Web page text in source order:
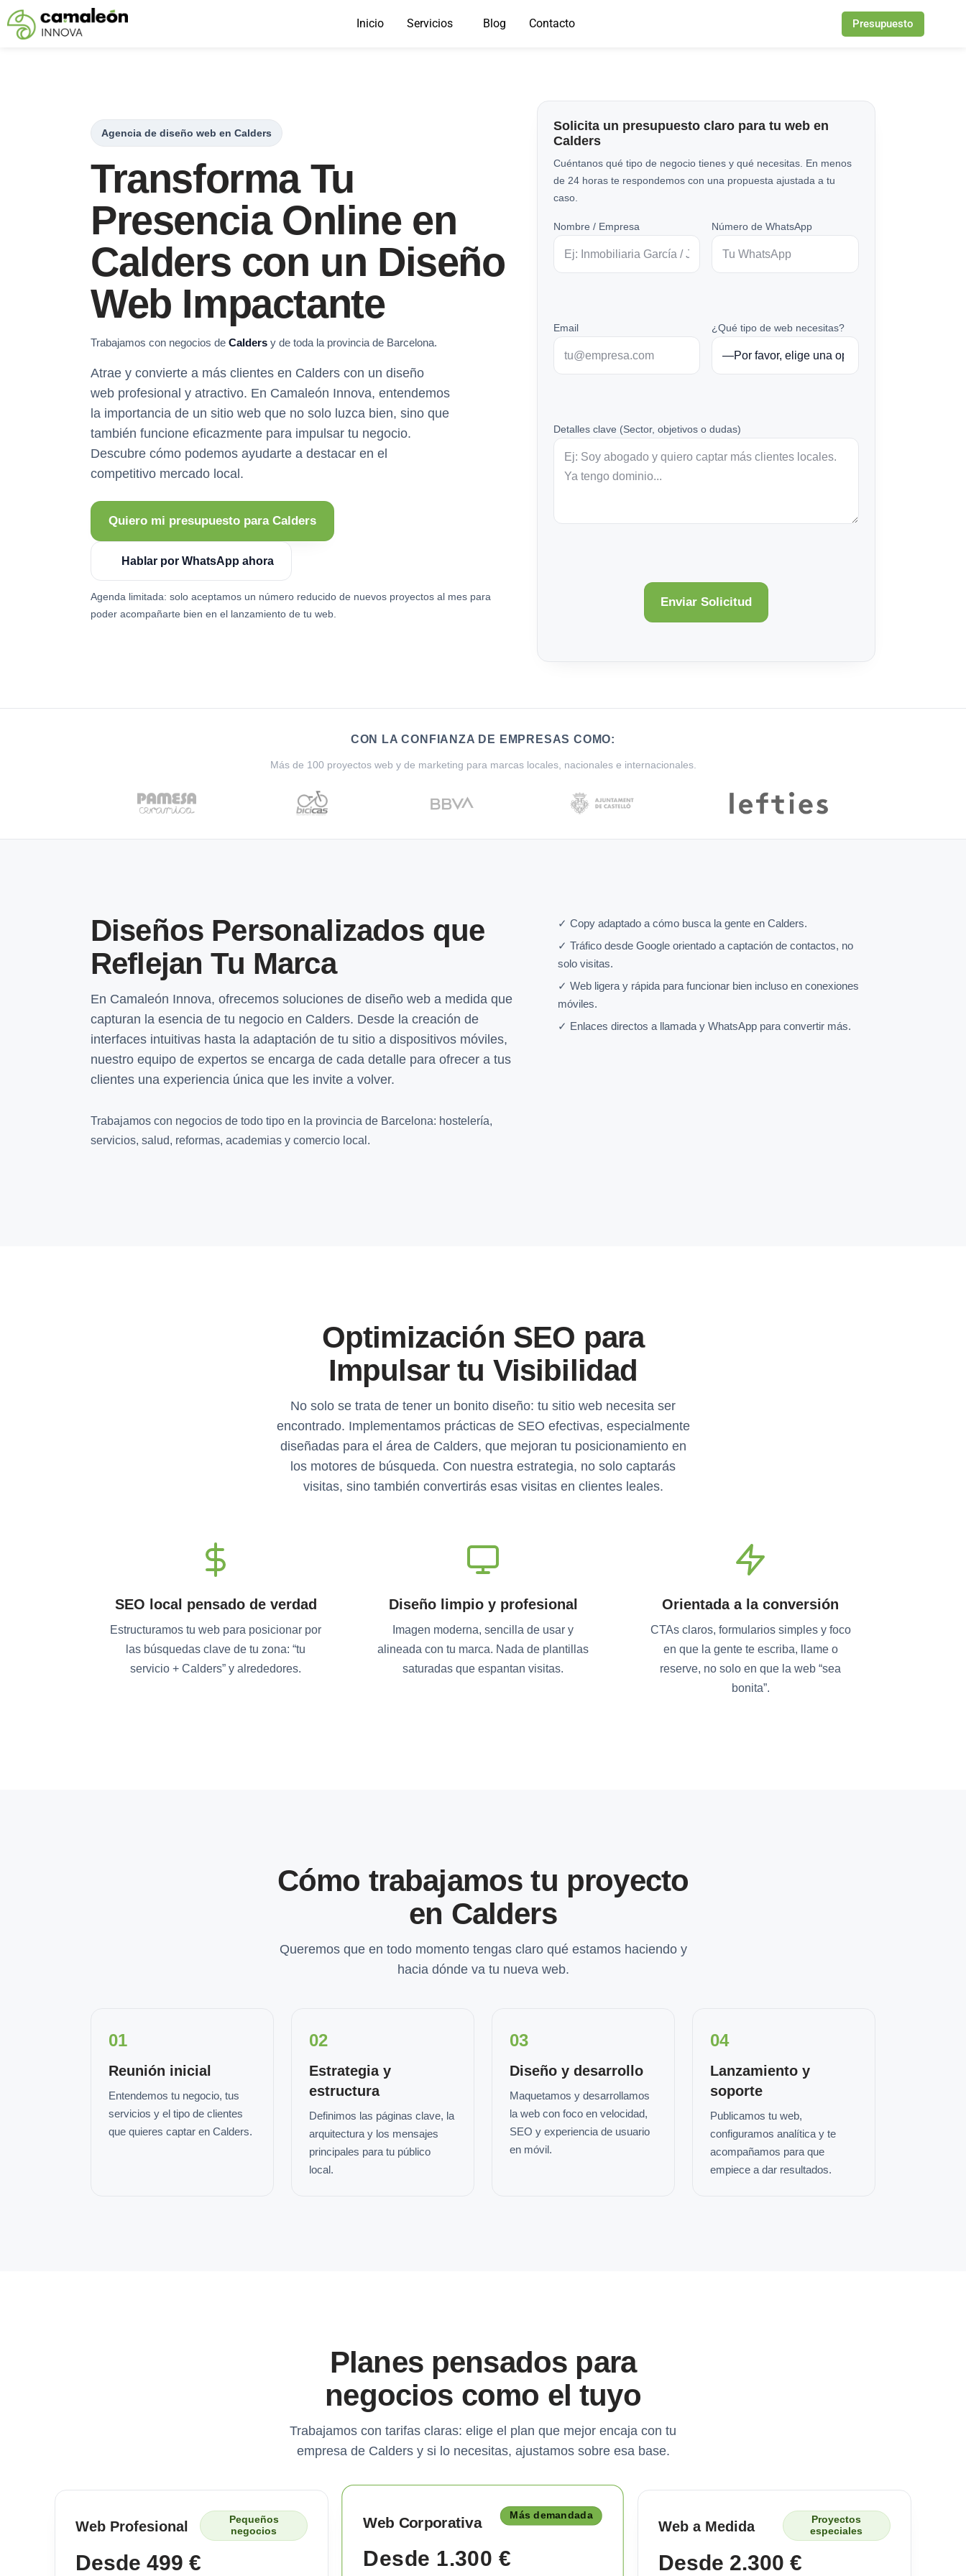
Saltar
Inicio Servicios Blog Contacto Presupuesto
Agencia de diseño web en Calders
Transforma Tu
Presencia Online en
Calders con un Diseño
Web Impactante
Trabajamos con negocios de Calders y de toda la provincia de Barcelona.
Atrae y convierte a más clientes en Calders con un diseño
web profesional y atractivo. En Camaleón Innova, entendemos
la importancia de un sitio web que no solo luzca bien, sino que
también funcione eficazmente para impulsar tu negocio.
Descubre cómo podemos ayudarte a destacar en el
competitivo mercado local.
Quiero mi presupuesto para Calders
Hablar por WhatsApp ahora
Agenda limitada: solo aceptamos un número reducido de nuevos proyectos al mes para
poder acompañarte bien en el lanzamiento de tu web.
Solicita un presupuesto claro para tu web en
Calders
Cuéntanos qué tipo de negocio tienes y qué necesitas. En menos
de 24 horas te respondemos con una propuesta ajustada a tu
caso.
Nombre / Empresa Número de WhatsApp
Email ¿Qué tipo de web necesitas?
Detalles clave (Sector, objetivos o dudas)
CON LA CONFIANZA DE EMPRESAS COMO:
Más de 100 proyectos web y de marketing para marcas locales, nacionales e internacionales.
Diseños Personalizados que
Reflejan Tu Marca
En Camaleón Innova, ofrecemos soluciones de diseño web a medida que
capturan la esencia de tu negocio en Calders. Desde la creación de
interfaces intuitivas hasta la adaptación de tu sitio a dispositivos móviles,
nuestro equipo de expertos se encarga de cada detalle para ofrecer a tus
clientes una experiencia única que les invite a volver.
Trabajamos con negocios de todo tipo en la provincia de Barcelona: hostelería,
servicios, salud, reformas, academias y comercio local.
✓ Copy adaptado a cómo busca la gente en Calders.
✓ Tráfico desde Google orientado a captación de contactos, no
solo visitas.
✓ Web ligera y rápida para funcionar bien incluso en conexiones
móviles.
✓ Enlaces directos a llamada y WhatsApp para convertir más.
Optimización SEO para
Impulsar tu Visibilidad
No solo se trata de tener un bonito diseño: tu sitio web necesita ser
encontrado. Implementamos prácticas de SEO efectivas, especialmente
diseñadas para el área de Calders, que mejoran tu posicionamiento en
los motores de búsqueda. Con nuestra estrategia, no solo captarás
visitas, sino también convertirás esas visitas en clientes leales.
SEO local pensado de verdad
Estructuramos tu web para posicionar por
las búsquedas clave de tu zona: “tu
servicio + Calders” y alrededores.
Diseño limpio y profesional
Imagen moderna, sencilla de usar y
alineada con tu marca. Nada de plantillas
saturadas que espantan visitas.
Orientada a la conversión
CTAs claros, formularios simples y foco
en que la gente te escriba, llame o
reserve, no solo en que la web “sea
bonita”.
Cómo trabajamos tu proyecto
en Calders
Queremos que en todo momento tengas claro qué estamos haciendo y
hacia dónde va tu nueva web.
01
Reunión inicial
Entendemos tu negocio, tus
servicios y el tipo de clientes
que quieres captar en Calders.
02
Estrategia y
estructura
Definimos las páginas clave, la
arquitectura y los mensajes
principales para tu público
local.
03
Diseño y desarrollo
Maquetamos y desarrollamos
la web con foco en velocidad,
SEO y experiencia de usuario
en móvil.
04
Lanzamiento y
soporte
Publicamos tu web,
configuramos analítica y te
acompañamos para que
empiece a dar resultados.
Planes pensados para
negocios como el tuyo
Trabajamos con tarifas claras: elige el plan que mejor encaja con tu
empresa de Calders y si lo necesitas, ajustamos sobre esa base.
Web Profesional
Pequeños
negocios
Desde 499 €
Web Corporativa Más demandada
Desde 1.300 €
Web a Medida
Proyectos
especiales
Desde 2.300 €